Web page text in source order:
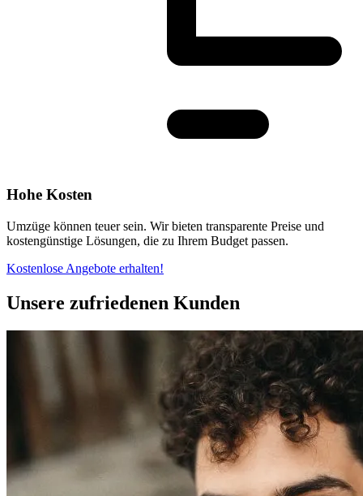
Hohe Kosten
Umzüge können teuer sein. Wir bieten transparente Preise und
kostengünstige Lösungen, die zu Ihrem Budget passen.
Kostenlose Angebote erhalten!
Unsere zufriedenen Kunden